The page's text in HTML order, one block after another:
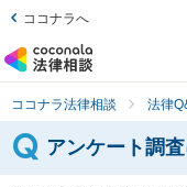
ココナラへ
ココナラ法律相談 法律
アンケート調